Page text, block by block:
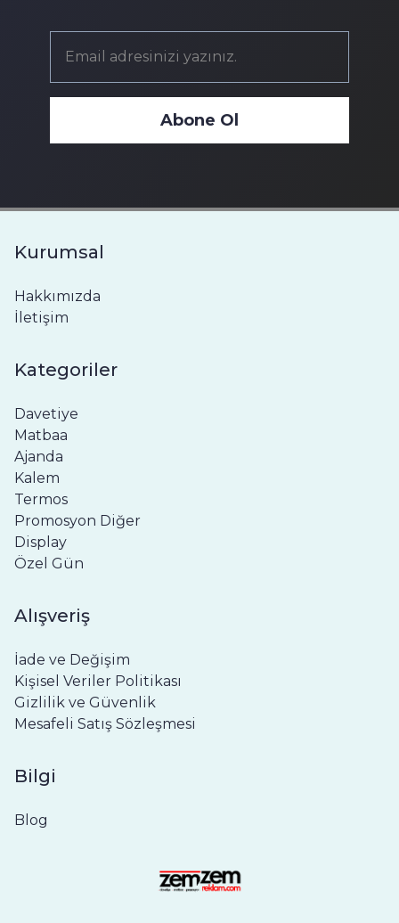
Abone Ol
Kurumsal
Hakkımızda
İletişim
Kategoriler
Davetiye
Matbaa
Ajanda
Kalem
Termos
Promosyon Diğer
Display
Özel Gün
Alışveriş
İade ve Değişim
Kişisel Veriler Politikası
Gizlilik ve Güvenlik
Mesafeli Satış Sözleşmesi
Bilgi
Blog